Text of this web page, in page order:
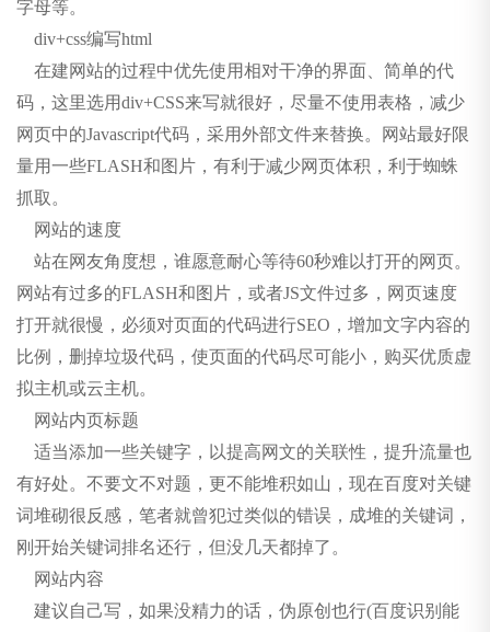
字母等。
div+css编写html
在建网站的过程中优先使用相对干净的界面、简单的代
码，这里选用div+CSS来写就很好，尽量不使用表格，减少
网页中的Javascript代码，采用外部文件来替换。网站最好限
量用一些FLASH和图片，有利于减少网页体积，利于蜘蛛
抓取。
网站的速度
站在网友角度想，谁愿意耐心等待60秒难以打开的网页。
网站有过多的FLASH和图片，或者JS文件过多，网页速度
打开就很慢，必须对页面的代码进行SEO，增加文字内容的
比例，删掉垃圾代码，使页面的代码尽可能小，购买优质虚
拟主机或云主机。
网站内页标题
适当添加一些关键字，以提高网文的关联性，提升流量也
有好处。不要文不对题，更不能堆积如山，现在百度对关键
词堆砌很反感，笔者就曾犯过类似的错误，成堆的关键词，
刚开始关键词排名还行，但没几天都掉了。
网站内容
建议自己写，如果没精力的话，伪原创也行(百度识别能